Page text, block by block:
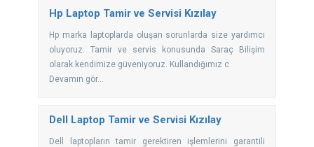
Hp Laptop Tamir ve Servisi Kızılay
Hp marka laptoplarda oluşan sorunlarda size yardımcı
oluyoruz. Tamir ve servis konusunda Saraç Bilişim
olarak kendimize güveniyoruz. Kullandığımız c
Devamın gör...
Dell Laptop Tamir ve Servisi Kızılay
Dell laptopların tamir gerektiren işlemlerini garantili